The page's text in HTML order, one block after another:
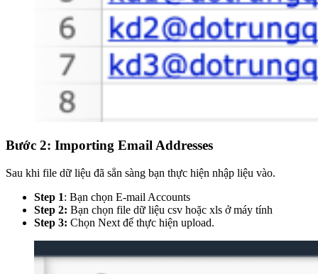
Bước 2: Importing Email Addresses
Sau khi file dữ liệu đã sẳn sàng bạn thực hiện nhập liệu vào.
Step 1: Bạn chọn E-mail Accounts
Step 2: Bạn chọn file dữ liệu csv hoặc xls ở máy tính
Step 3: Chọn Next để thực hiện upload.